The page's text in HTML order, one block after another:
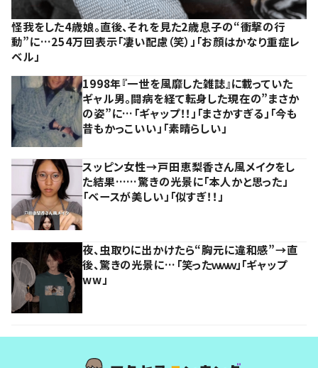
怪我をした4歳娘。直後、それを見た2歳息子の“衝撃の行
動”に…254万回表示「凄い配慮（笑）」「お顔はかなり重症レ
ベル」
1998年『一世を風靡した雑誌』に載っていた
ギャル男。闘病を経て転身した現在の”まさか
の姿”に…「ギャップ！！」「まさかすぎる」「今も
昔もかっこいい」「素晴らしい」
スッピン女性→戸田恵梨香さん風メイクをし
た結果……驚きの光景に「本人かと思った」
「ベースが美しい」「似すぎ！！」
夜、虫取りに出かけたら“胸元に違和感”→直
後、驚きの光景に…「笑ったｗｗｗ」「ギャップ
ww」